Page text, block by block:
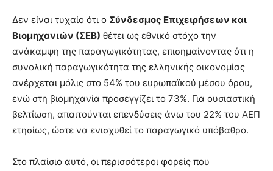
Δεν είναι τυχαίο ότι ο Σύνδεσμος Επιχειρήσεων και
Βιομηχανιών (ΣΕΒ) θέτει ως εθνικό στόχο την
ανάκαμψη της παραγωγικότητας, επισημαίνοντας ότι η
συνολική παραγωγικότητα της ελληνικής οικονομίας
ανέρχεται μόλις στο 54% του ευρωπαϊκού μέσου όρου,
ενώ στη βιομηχανία προσεγγίζει το 73%. Για ουσιαστική
βελτίωση, απαιτούνται επενδύσεις άνω του 22% του ΑΕΠ
ετησίως, ώστε να ενισχυθεί το παραγωγικό υπόβαθρο.
Στο πλαίσιο αυτό, οι περισσότεροι φορείς που